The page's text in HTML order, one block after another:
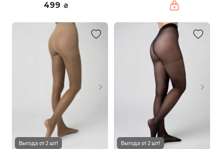
499 ₴
Выгода от 2 шт! Выгода от 2 шт!